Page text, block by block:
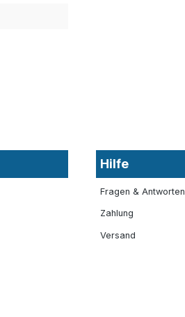
Hilfe
Fragen & Antworten
Zahlung
Versand